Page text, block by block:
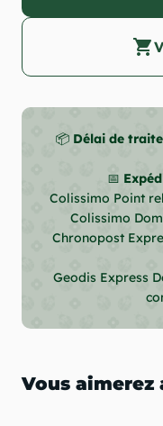
shopping_cart
📦 Délai de
📅
Colissimo Point
Colissimo
Chronopost
Geodis Express
Vous aimerez